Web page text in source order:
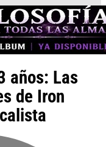
años: Las
de Iron